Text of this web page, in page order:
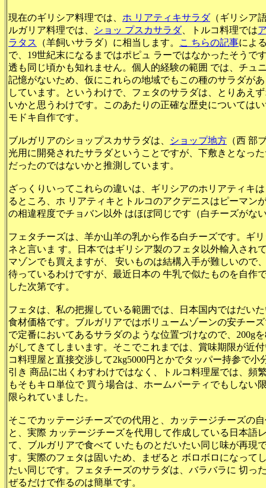
現在のギリシア料理では、 ホ リアティキサラダ（ギリシア
ルガリア料理では、
ショッ プスカサラダ、トルコ料理では
ラタス
（羊飼いサラダ）に相当します。 こ ちらの記事によ
で、19世紀末になるまではポピュ ラーではなかったそうで
透も同じ頃かも知れません。個人的経験の範囲 では、チュ
記憶がないため、仮にこれらの地域でもこの種のサラダが
しています。というわけで、フェタのサラダは、とりあえ
いかと思うわけです。このあたりの正確な歴史については
モドキ自作です。
ブルガリアのショップスカサラダは、 ショップ地方 （西 部
光用に開発されたサラダということですが、下敷きとなっ
だったのではないかと推測しています。
ざっくりいってこれらの違いは、ギリシアのホリアティキ
るところ、ホ リアティキとトルコのアクデニスはピーマン
の相違程度でチョバン以外 はほぼ同じです（白チーズがな
フェタチーズは、羊か山羊の乳から作る白チーズです。ギ
ネと言いま す。日本ではギリシア製のフェタ以外輸入され
マゾンでも買えますが、 安いものは結構入手が難しいので
待っているわけですが、最近日本の 牛乳で似たものを自作
した次第です。
フェタは、私の把握している範囲では、日本国内ではだい
食材価格です。ブルガリアではボリュームゾーンの安チー
で定番においてあるサラダのような位置づけなので、200g
がしてきてしまいます。そこでこれまでは、賞味期限が近
コ料理屋と直接交渉して2kg5000円とかでタッパー持参で
引き 商品に出くわすわけではなく、トルコ料理屋では、頻
もそもキロ単位で 買う場合は、ホームパーティでもしない
限られていました。
そこでカッテージチーズでの代用と、カッテージチーズの
と、実際 カッテージチーズを代用して作成している日本語
て、ブルガリアで食べて いたものとだいたい同じ味が再現
す。実際のフェタは固いため、まぜると ボロボロになって
たい同じです。フェタチーズのサラダは、バラバラに 切っ
ぜるだけで作るのは簡単です。